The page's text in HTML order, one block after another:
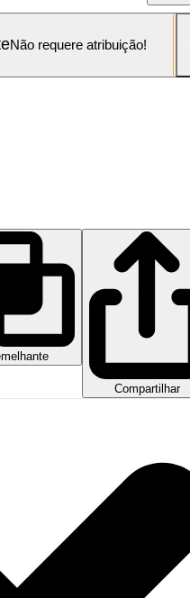
Não requere atribuição!
Compartilhar